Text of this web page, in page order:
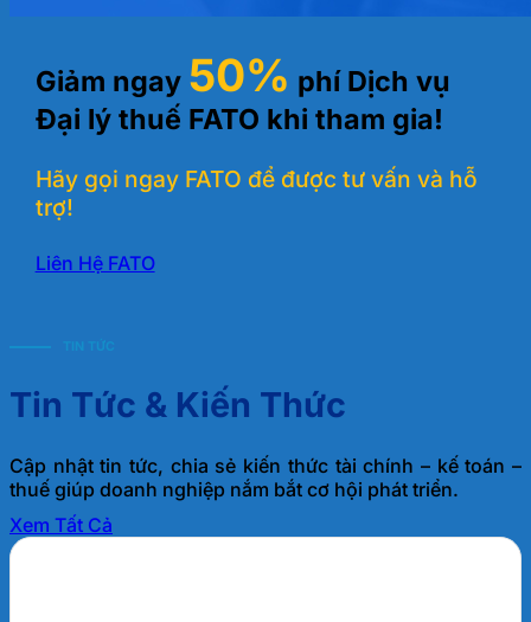
Giảm ngay 50% phí Dịch vụ
Đại lý thuế FATO khi tham gia!
Hãy gọi ngay FATO để được tư vấn và hỗ
trợ!
Liên Hệ FATO
TIN TỨC
Tin Tức & Kiến Thức
Cập nhật tin tức, chia sẻ kiến thức tài chính – kế toán –
thuế giúp doanh nghiệp nắm bắt cơ hội phát triển.
Xem Tất Cả